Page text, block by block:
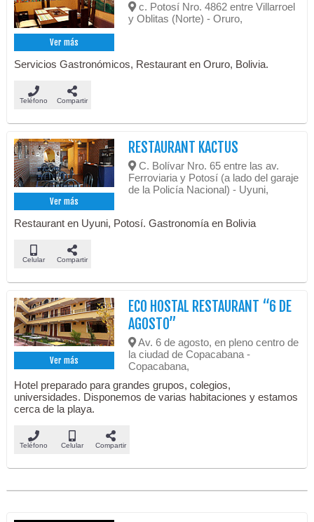
Ver más
c. Potosí Nro. 4862 entre Villarroel
y Oblitas (Norte) - Oruro,
Servicios Gastronómicos, Restaurant en Oruro, Bolivia.
Teléfono Compartir
Ver más
RESTAURANT KACTUS
C. Bolívar Nro. 65 entre las av.
Ferroviaria y Potosí (a lado del garaje
de la Policía Nacional) - Uyuni,
Restaurant en Uyuni, Potosí. Gastronomía en Bolivia
Celular Compartir
Ver más
ECO HOSTAL RESTAURANT “6 DE
AGOSTO”
Av. 6 de agosto, en pleno centro de
la ciudad de Copacabana -
Copacabana,
Hotel preparado para grandes grupos, colegios,
universidades. Disponemos de varias habitaciones y estamos
cerca de la playa.
Teléfono Celular Compartir